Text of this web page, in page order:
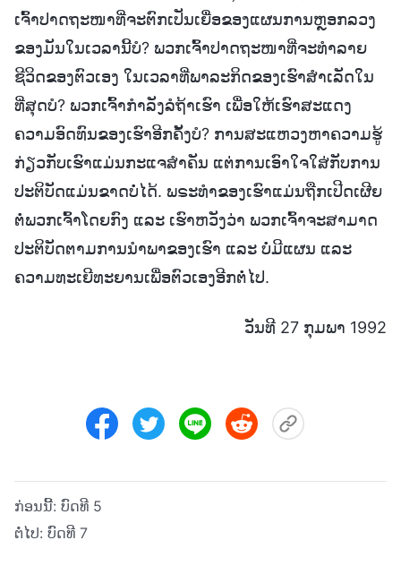
ເຈົ້າປາດຖະໜາທີ່ຈະຕົກເປັນເຍື່ອຂອງແຜນການຫຼອກລວງ
ຂອງມັນໃນເວລານີ້ບໍ? ພວກເຈົ້າປາດຖະໜາທີ່ຈະທໍາລາຍ
ຊີວິດຂອງຕົວເອງ ໃນເວລາທີ່ພາລະກິດຂອງເຮົາສໍາເລັດໃນ
ທີ່ສຸດບໍ? ພວກເຈົ້າກໍາລັງລໍຖ້າເຮົາ ເພື່ອໃຫ້ເຮົາສະແດງ
ຄວາມອົດທົນຂອງເຮົາອີກຄັ້ງບໍ? ການສະແຫວງຫາຄວາມຮູ້
ກ່ຽວກັບເຮົາແມ່ນກະແຈສໍາຄັນ ແຕ່ການເອົາໃຈໃສ່ກັບການ
ປະຕິບັດແມ່ນຂາດບໍ່ໄດ້. ພຣະທໍາຂອງເຮົາແມ່ນຖືກເປີດເຜີຍ
ຕໍ່ພວກເຈົ້າໂດຍກົງ ແລະ ເຮົາຫວັງວ່າ ພວກເຈົ້າຈະສາມາດ
ປະຕິບັດຕາມການນໍາພາຂອງເຮົາ ແລະ ບໍ່ມີແຜນ ແລະ
ຄວາມທະເຍີທະຍານເພື່ອຕົວເອງອີກຕໍ່ໄປ.
ວັນທີ 27 ກຸມພາ 1992
ກ່ອນນີ້: ບົດທີ 5
ຕໍ່ໄປ: ບົດທີ 7